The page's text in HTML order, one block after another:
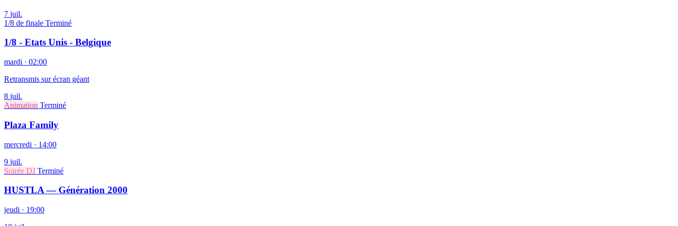
7 juil.
1/8 de finale Terminé
1/8 - Etats Unis - Belgique
mardi · 02:00
Retransmis sur écran géant
8 juil.
Animation Terminé
Plaza Family
mercredi · 14:00
9 juil.
Soirée DJ Terminé
HUSTLA — Génération 2000
jeudi · 19:00